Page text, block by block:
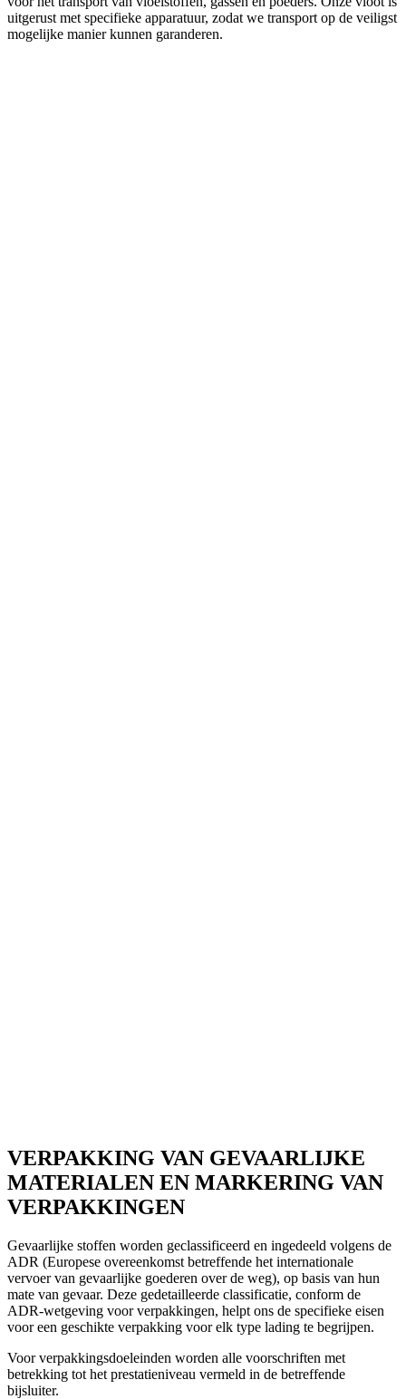
uitgerust met specifieke apparatuur, zodat we transport op de veiligst
mogelijke manier kunnen garanderen.
VERPAKKING VAN GEVAARLIJKE
MATERIALEN EN MARKERING VAN
VERPAKKINGEN
Gevaarlijke stoffen worden geclassificeerd en ingedeeld volgens de
ADR (Europese overeenkomst betreffende het internationale
vervoer van gevaarlijke goederen over de weg), op basis van hun
mate van gevaar. Deze gedetailleerde classificatie, conform de
ADR-wetgeving voor verpakkingen, helpt ons de specifieke eisen
voor een geschikte verpakking voor elk type lading te begrijpen.
Voor verpakkingsdoeleinden worden alle voorschriften met
betrekking tot het prestatieniveau vermeld in de betreffende
bijsluiter.